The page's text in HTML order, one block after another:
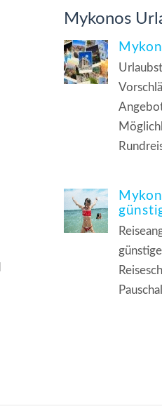
Mykonos